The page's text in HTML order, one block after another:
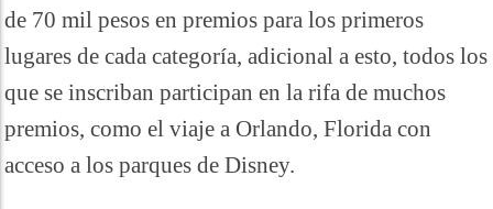
de 70 mil pesos en premios para los primeros
lugares de cada categoría, adicional a esto, todos los
que se inscriban participan en la rifa de muchos
premios, como el viaje a Orlando, Florida con
acceso a los parques de Disney.